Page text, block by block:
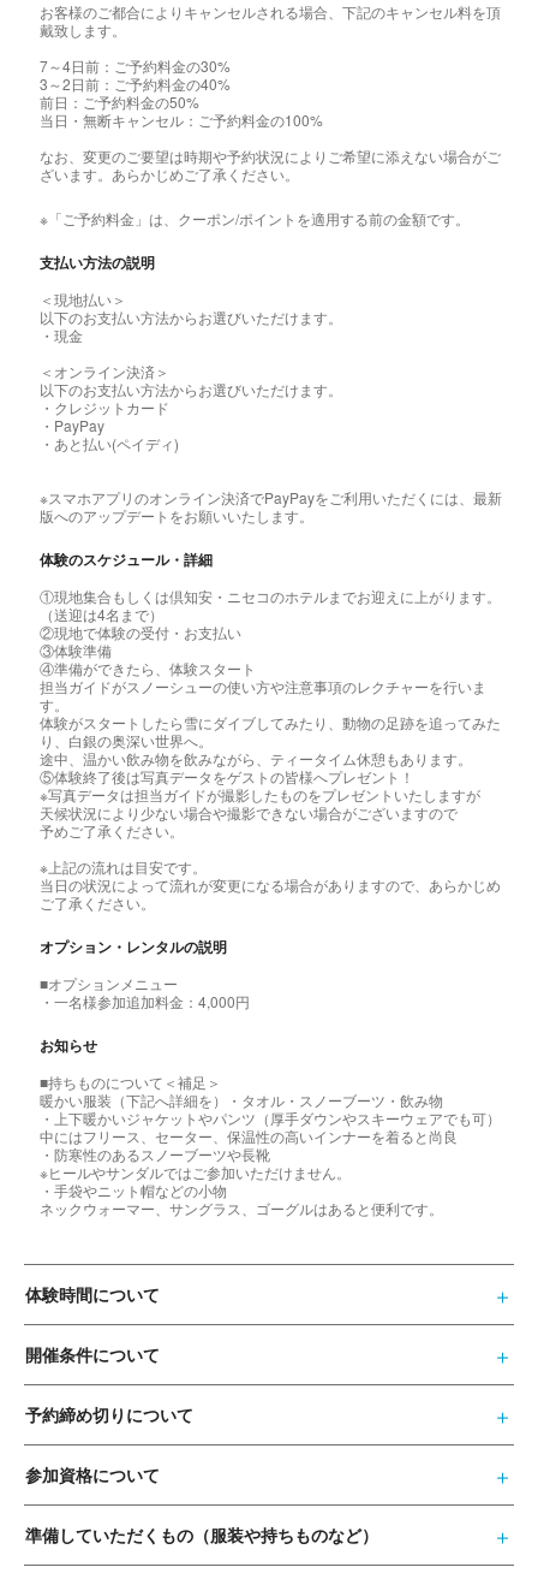
お客様のご都合によりキャンセルされる場合、下記のキャンセル料を頂
戴致します。
7～4日前：ご予約料金の30%
3～2日前：ご予約料金の40%
前日：ご予約料金の50%
当日・無断キャンセル：ご予約料金の100%
なお、変更のご要望は時期や予約状況によりご希望に添えない場合がご
ざいます。あらかじめご了承ください。
※「ご予約料金」は、クーポン/ポイントを適用する前の金額です。
支払い方法の説明
＜現地払い＞
以下のお支払い方法からお選びいただけます。
・現金
＜オンライン決済＞
以下のお支払い方法からお選びいただけます。
・クレジットカード
・PayPay
・あと払い(ペイディ)
※スマホアプリのオンライン決済でPayPayをご利用いただくには、最新
版へのアップデートをお願いいたします。
体験のスケジュール・詳細
①現地集合もしくは倶知安・ニセコのホテルまでお迎えに上がります。
（送迎は4名まで）
②現地で体験の受付・お支払い
③体験準備
④準備ができたら、体験スタート
担当ガイドがスノーシューの使い方や注意事項のレクチャーを行いま
す。
体験がスタートしたら雪にダイブしてみたり、動物の足跡を追ってみた
り、白銀の奥深い世界へ。
途中、温かい飲み物を飲みながら、ティータイム休憩もあります。
⑤体験終了後は写真データをゲストの皆様へプレゼント！
※写真データは担当ガイドが撮影したものをプレゼントいたしますが
天候状況により少ない場合や撮影できない場合がございますので
予めご了承ください。
※上記の流れは目安です。
当日の状況によって流れが変更になる場合がありますので、あらかじめ
ご了承ください。
オプション・レンタルの説明
■オプションメニュー
・一名様参加追加料金：4,000円
お知らせ
■持ちものについて＜補足＞
暖かい服装（下記へ詳細を）・タオル・スノーブーツ・飲み物
・上下暖かいジャケットやパンツ（厚手ダウンやスキーウェアでも可）
中にはフリース、セーター、保温性の高いインナーを着ると尚良
・防寒性のあるスノーブーツや長靴
※ヒールやサンダルではご参加いただけません。
・手袋やニット帽などの小物
ネックウォーマー、サングラス、ゴーグルはあると便利です。
体験時間について
開催条件について
予約締め切りについて
参加資格について
準備していただくもの（服装や持ちものなど）